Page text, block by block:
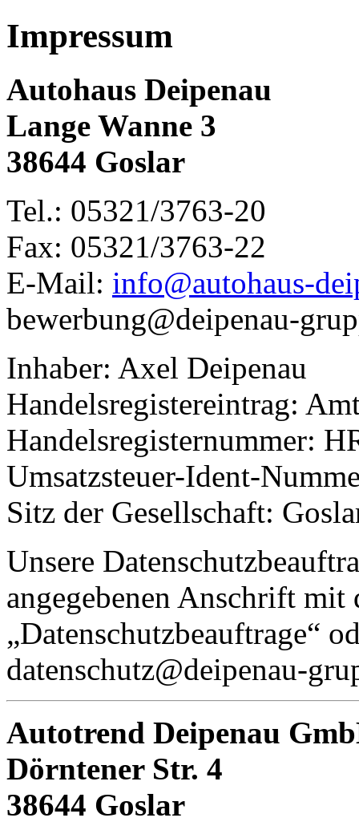
Impressum
Autohaus Deipenau
Lange Wanne 3
38644 Goslar
Tel.: 05321/3763-20
Fax: 05321/3763-22
E-Mail: info@autohaus-
bewerbung@deipenau-
Inhaber: Axel Deipenau
Handelsregistereintrag:
Handelsregisternummer:
Umsatzsteuer-Ident-
Sitz der Gesellschaft:
Unsere
angegebenen Anschrift mit
„Datenschutzbeauftrage“
datenschutz@deipenau-
Autotrend Deipenau
Dörntener Str. 4
38644 Goslar